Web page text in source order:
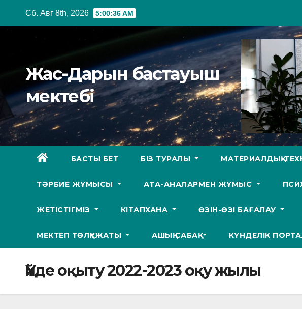
содержимому
Сб. Авг 8th, 2026 5:00:37 AM
Жас-Дарын бастауыш
мектебі
БАСТЫ БЕТ БІЗ ТУРАЛЫ МАТЕРИАЛДЫҚ-
ТӘРБИЕ ЖҰМЫСЫ АТА-АНАЛАРМЕН ЖҰМЫС
ЖЕТІСТІГМІЗ КІТАПХАНА ӨЗІН-ӨЗІ БАҒАЛАУ
МЕКТЕП ТӨЛҚҰЖАТЫ АШЫҚ САБАҚ КҮНДЕЛІК
Үйде оқыту 2022-2023 оқу жылы